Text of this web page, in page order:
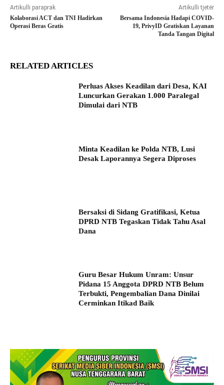
Artikulli paraprak
Kolaborasi ACT dan TNI Hadirkan
Operasi Beras Gratis
Artikulli tjetër
Bersama Indonesia Hadapi COVID-
19, PrivyID Gratiskan Layanan
Tanda Tangan Digital
RELATED ARTICLES
Perluas Akses Keadilan dari Desa, KAI
Luncurkan Gerakan 1.000 Paralegal
Dimulai dari NTB
Minta Keadilan ke Polda NTB, Lusi
Desak Laporannya Segera Diproses
Bersaksi di Sidang Gratifikasi, Ketua
DPRD NTB Tegaskan Tidak Tahu Asal
Dana
Guru Besar Hukum Unram: Unsur
Pidana 15 Anggota DPRD NTB Belum
Terbukti, Pengembalian Dana Dinilai
Cerminkan Itikad Baik